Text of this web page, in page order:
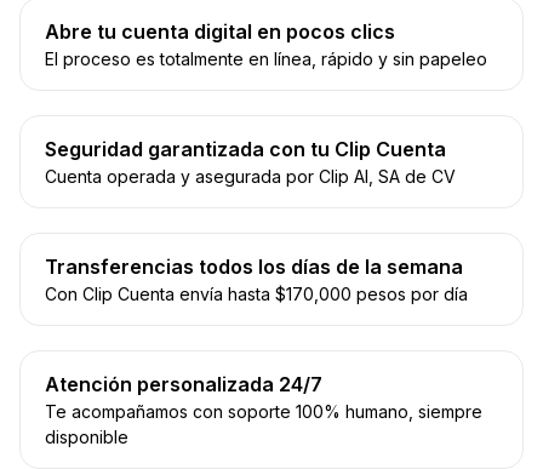
Abre tu cuenta digital en pocos clics
El proceso es totalmente en línea, rápido y sin papeleo
Seguridad garantizada con tu Clip Cuenta
Cuenta operada y asegurada por Clip AI, SA de CV
Transferencias todos los días de la semana
Con Clip Cuenta envía hasta $170,000 pesos por día
Atención personalizada 24/7
Te acompañamos con soporte 100% humano, siempre
disponible